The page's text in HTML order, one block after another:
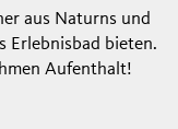
aus Naturns und
Erlebnisbad bieten.
Aufenthalt!